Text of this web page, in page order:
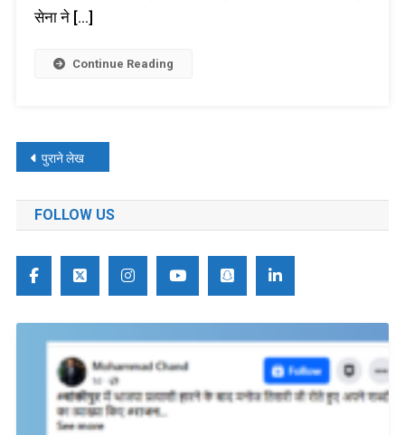
सेना ने […]
Continue Reading
पोस्ट्स
नेविगेशन
पुराने लेख
FOLLOW US